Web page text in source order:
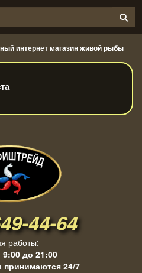
интернет магазин живой рыбы
44-64
работы:
до 21:00
принимаются 24/7